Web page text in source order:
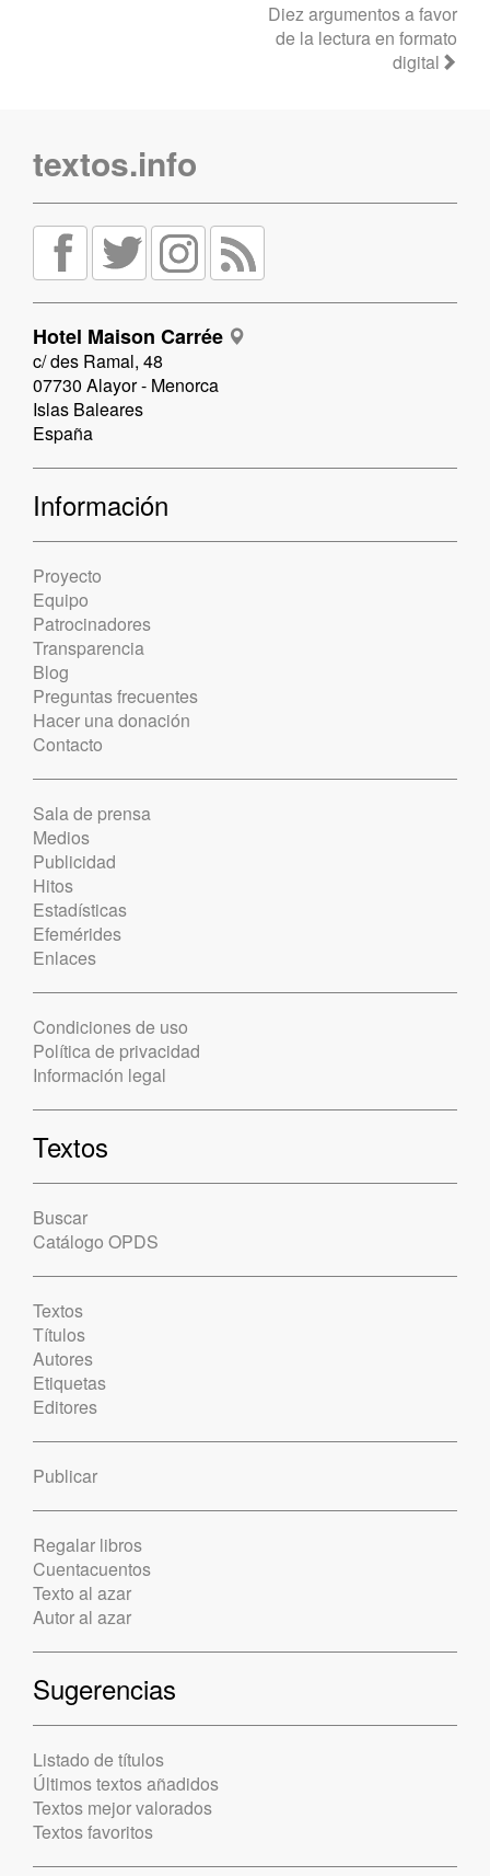
Diez argumentos a favor
de la lectura en formato
digital
textos.info
Hotel Maison Carrée
c/ des Ramal, 48
07730 Alayor - Menorca
Islas Baleares
España
Información
Proyecto
Equipo
Patrocinadores
Transparencia
Blog
Preguntas frecuentes
Hacer una donación
Contacto
Sala de prensa
Medios
Publicidad
Hitos
Estadísticas
Efemérides
Enlaces
Condiciones de uso
Política de privacidad
Información legal
Textos
Buscar
Catálogo OPDS
Textos
Títulos
Autores
Etiquetas
Editores
Publicar
Regalar libros
Cuentacuentos
Texto al azar
Autor al azar
Sugerencias
Listado de títulos
Últimos textos añadidos
Textos mejor valorados
Textos favoritos